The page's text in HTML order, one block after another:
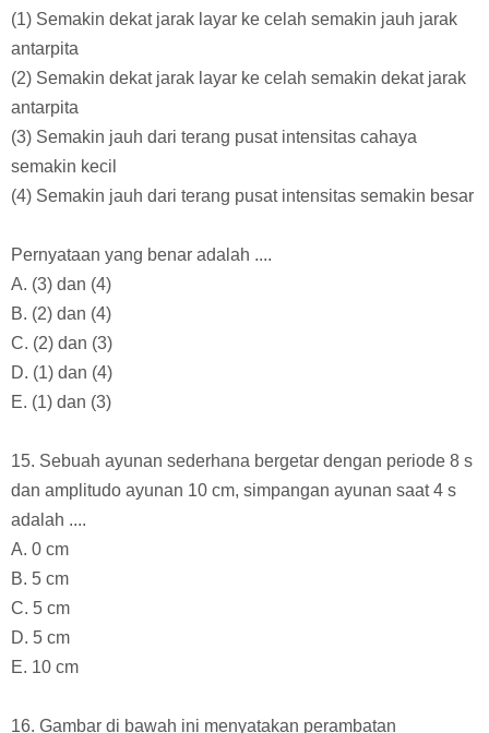
(1) Semakin dekat jarak layar ke celah semakin jauh jarak
antarpita
(2) Semakin dekat jarak layar ke celah semakin dekat jarak
antarpita
(3) Semakin jauh dari terang pusat intensitas cahaya
semakin kecil
(4) Semakin jauh dari terang pusat intensitas semakin besar
Pernyataan yang benar adalah ....
A. (3) dan (4)
B. (2) dan (4)
C. (2) dan (3)
D. (1) dan (4)
E. (1) dan (3)
15. Sebuah ayunan sederhana bergetar dengan periode 8 s
dan amplitudo ayunan 10 cm, simpangan ayunan saat 4 s
adalah ....
A. 0 cm
B. 5 cm
C. 5 cm
D. 5 cm
E. 10 cm
16. Gambar di bawah ini menyatakan perambatan